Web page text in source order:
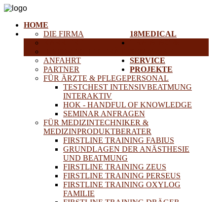
HOME
18MEDICAL
DIE FIRMA
ANFAHRT
PARTNER
FÜR ÄRZTE & PFLEGEPERSONAL
TESTCHEST INTENSIVBEATMUNG
INTERAKTIV
HOK - HANDFUL OF KNOWLEDGE
SEMINAR ANFRAGEN
FÜR MEDIZINTECHNIKER &
MEDIZINPRODUKTBERATER
FIRSTLINE TRAINING FABIUS
GRUNDLAGEN DER ANÄSTHESIE
UND BEATMUNG
FIRSTLINE TRAINING ZEUS
FIRSTLINE TRAINING PERSEUS
FIRSTLINE TRAINING OXYLOG
FAMILIE
SERVICE
PROJEKTE